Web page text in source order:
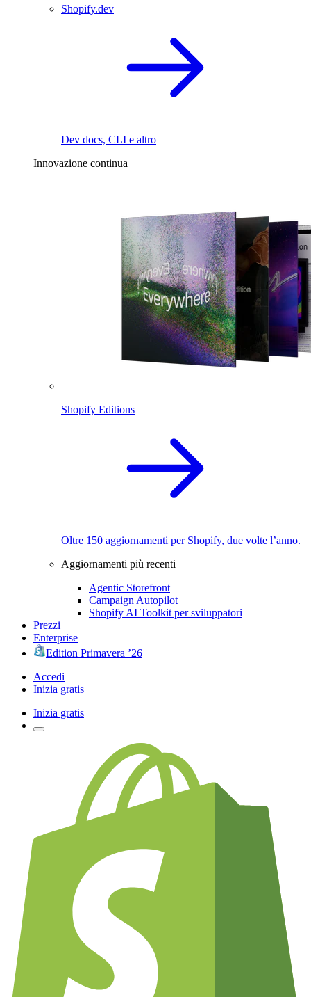
Shopify.dev
Dev docs, CLI e altro
Innovazione continua
Shopify Editions
Oltre 150 aggiornamenti per Shopify, due volte l’anno.
Aggiornamenti più recenti
Agentic Storefront
Campaign Autopilot
Shopify AI Toolkit per sviluppatori
Prezzi
Enterprise
Edition Primavera ’26
Accedi
Inizia gratis
Inizia gratis